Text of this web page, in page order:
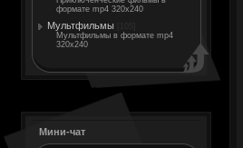
формате mp4 320x240
Мультфильмы
Мультфильмы в формате mp4
320x240
Мини-чат